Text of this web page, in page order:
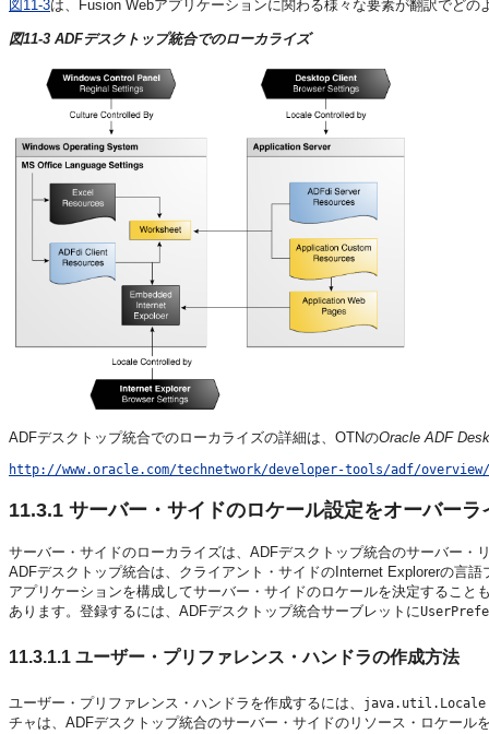
図11-3は、 Fusion Webアプリケーションに関わる様々な要素が翻訳でどの
図11-3 ADFデスクトップ統合でのローカライズ
ADFデスクトップ統合でのローカライズの詳細は、OTNのOracle ADF
http://www.oracle.com/technetwork/developer-tools/adf/
11.3.1 サーバー・サイドのロケール設定をオーバー
サーバー・サイドのローカライズは、ADFデスクトップ統合のサーバー
ADFデスクトップ統合は、クライアント・サイドのInternet Explorerの言
アプリケーションを構成してサーバー・サイドのロケールを決定するこ
あります。登録するには、ADFデスクトップ統合サーブレットに
11.3.1.1 ユーザー・プリファレンス・ハンドラの作成方法
ユーザー・プリファレンス・ハンドラを作成するには、 java.util.Locale
チャは、ADFデスクトップ統合のサーバー・サイドのリソース・ロケール